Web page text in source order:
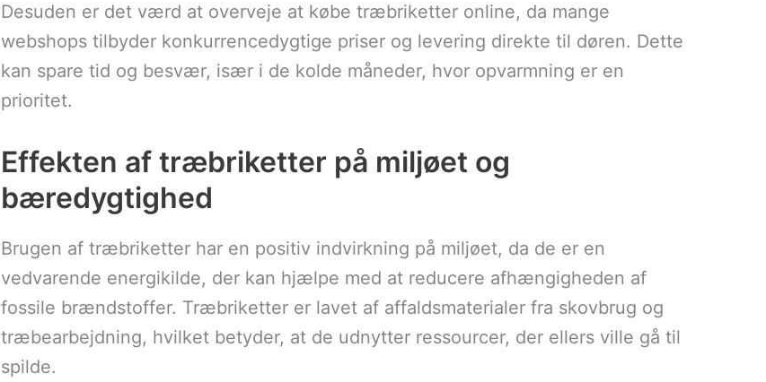
Desuden er det værd at overveje at købe træbriketter online, da mange
webshops tilbyder konkurrencedygtige priser og levering direkte til døren. Dette
kan spare tid og besvær, især i de kolde måneder, hvor opvarmning er en
prioritet.
Effekten af træbriketter på miljøet og
bæredygtighed
Brugen af træbriketter har en positiv indvirkning på miljøet, da de er en
vedvarende energikilde, der kan hjælpe med at reducere afhængigheden af
fossile brændstoffer. Træbriketter er lavet af affaldsmaterialer fra skovbrug og
træbearbejdning, hvilket betyder, at de udnytter ressourcer, der ellers ville gå til
spilde.